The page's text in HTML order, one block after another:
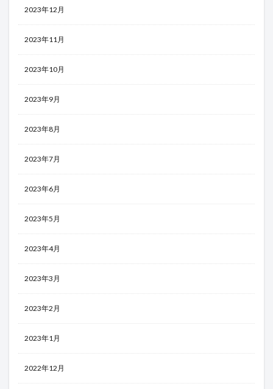
2023年12月
2023年11月
2023年10月
2023年9月
2023年8月
2023年7月
2023年6月
2023年5月
2023年4月
2023年3月
2023年2月
2023年1月
2022年12月